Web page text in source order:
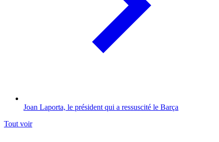
Joan Laporta, le président qui a ressuscité le Barça
Tout voir